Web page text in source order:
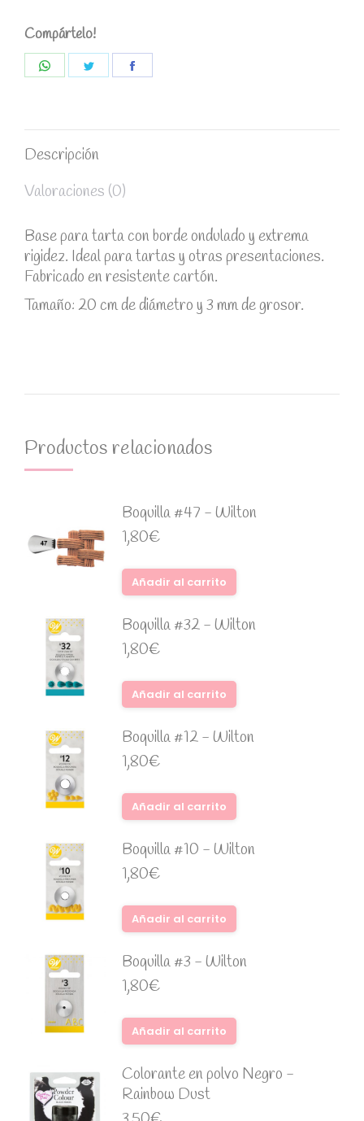
grosor
mm
Compártelo!
Descripción
Valoraciones (0)
Base para tarta con borde ondulado y extrema
rigidez. Ideal para tartas y otras presentaciones.
Fabricado en resistente cartón.
Tamaño: 20 cm de diámetro y 3 mm de grosor.
Productos relacionados
Boquilla #47 - Wilton
1,80€
Añadir al carrito
Boquilla #32 - Wilton
1,80€
Añadir al carrito
Boquilla #12 - Wilton
1,80€
Añadir al carrito
Boquilla #10 - Wilton
1,80€
Añadir al carrito
Boquilla #3 - Wilton
1,80€
Añadir al carrito
Colorante en polvo Negro -
Rainbow Dust